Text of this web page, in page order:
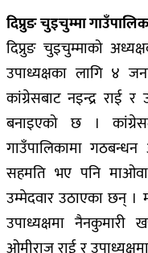
दिप्रुङ चुइचुम्मा
दिप्रुङ चुइचुम्माको
उपाध्यक्षका लागि ४
कांग्रेसबाट नइन्द्र राई
बनाइएको छ ।
गाउँपालिकामा
सहमति भए पनि
उम्मेदवार उठाएका छन् ।
उपाध्यक्षमा नैनकुमारी